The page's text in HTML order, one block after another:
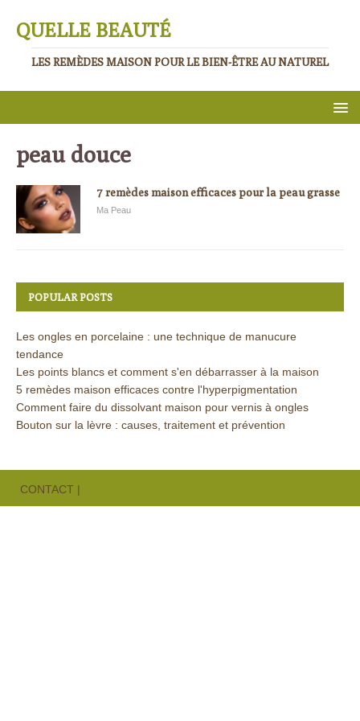
QUELLE BEAUTÉ
LES REMÈDES MAISON POUR LE BIEN-ÊTRE AU NATUREL
peau douce
7 remèdes maison efficaces pour la peau grasse
Ma Peau
POPULAR POSTS
Les ongles en porcelaine : une technique de manucure
tendance
Les points blancs et comment s'en débarrasser à la maison
5 remèdes maison efficaces contre l'hyperpigmentation
Comment faire du dissolvant maison pour vernis à ongles
Bouton sur la lèvre : causes, traitement et prévention
CONTACT |